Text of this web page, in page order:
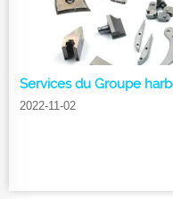
Services du Groupe
2022-11-02